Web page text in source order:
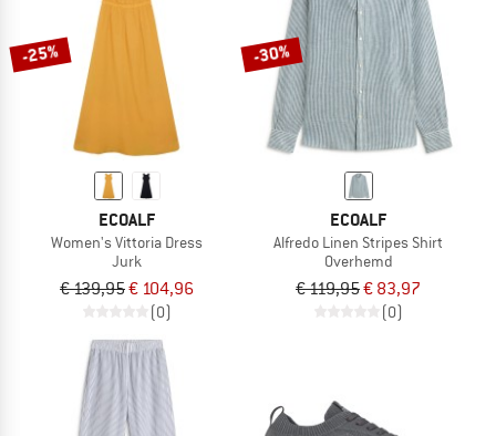
-25%
ECOALF
Women's Vittoria Dress
Jurk
€ 139,95€ 104,96
(0)
-30%
ECOALF
Alfredo Linen Stripes Shirt
Overhemd
€ 119,95€ 83,97
(0)